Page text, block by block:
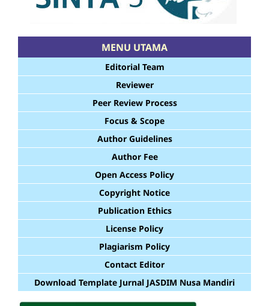
MENU UTAMA
Editorial Team
Reviewer
Peer Review Process
Focus & Scope
Author Guidelines
Author Fee
Open Access Policy
Copyright Notice
Publication Ethics
License Policy
Plagiarism Policy
Contact Editor
Download Template Jurnal JASDIM Nusa Mandiri